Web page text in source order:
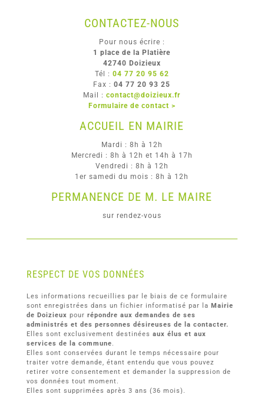
CONTACTEZ-NOUS
Pour nous écrire :
1 place de la Platière
42740 Doizieux
Tél : 04 77 20 95 62
Fax :04 77 20 93 25
Mail :contact@doizieux.fr
Formulaire de contact >
ACCUEIL EN MAIRIE
Mardi : 8h à 12h
Mercredi : 8h à 12h et 14h à 17h
Vendredi : 8h à 12h
1er samedi du mois : 8h à 12h
PERMANENCE DE M. LE MAIRE
sur rendez-vous
RESPECT DE VOS DONNÉES
Les informations recueillies par le biais de ce formulaire
sont enregistrées dans un fichier informatisé par la Mairie
de Doizieux pour répondre aux demandes de ses
administrés et des personnes désireuses de la contacter.
Elles sont exclusivement destinées aux élus et aux
services de la commune.
Elles sont conservées durant le temps nécessaire pour
traiter votre demande, étant entendu que vous pouvez
retirer votre consentement et demander la suppression de
vos données tout moment.
Elles sont supprimées après 3 ans (36 mois).